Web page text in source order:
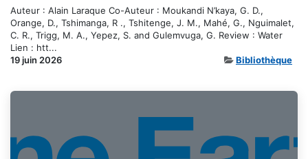
Auteur : Alain Laraque Co-Auteur : Moukandi N’kaya, G. D.,
Orange, D., Tshimanga, R ., Tshitenge, J. M., Mahé, G., Nguimalet,
C. R., Trigg, M. A., Yepez, S. and Gulemvuga, G. Review : Water
Lien : htt...
19 juin 2026
Bibliothèque